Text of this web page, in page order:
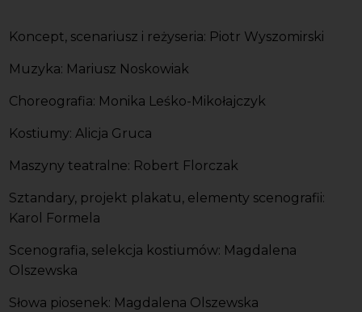
Koncept, scenariusz i reżyseria: Piotr Wyszomirski
Muzyka: Mariusz Noskowiak
Choreografia: Monika Leśko-Mikołajczyk
Kostiumy: Alicja Gruca
Maszyny teatralne: Robert Florczak
Sztandary, projekt plakatu, elementy scenografii:
Karol Formela
Scenografia, selekcja kostiumów: Magdalena
Olszewska
Słowa piosenek: Magdalena Olszewska